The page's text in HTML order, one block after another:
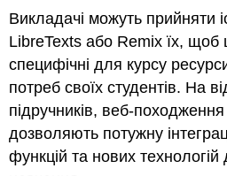
Викладачі можуть прийняти
LibreTexts або Remix їх, щоб
специфічні для курсу
потреб своїх студентів. На
підручників, веб-
дозволяють потужну
функцій та нових технологій